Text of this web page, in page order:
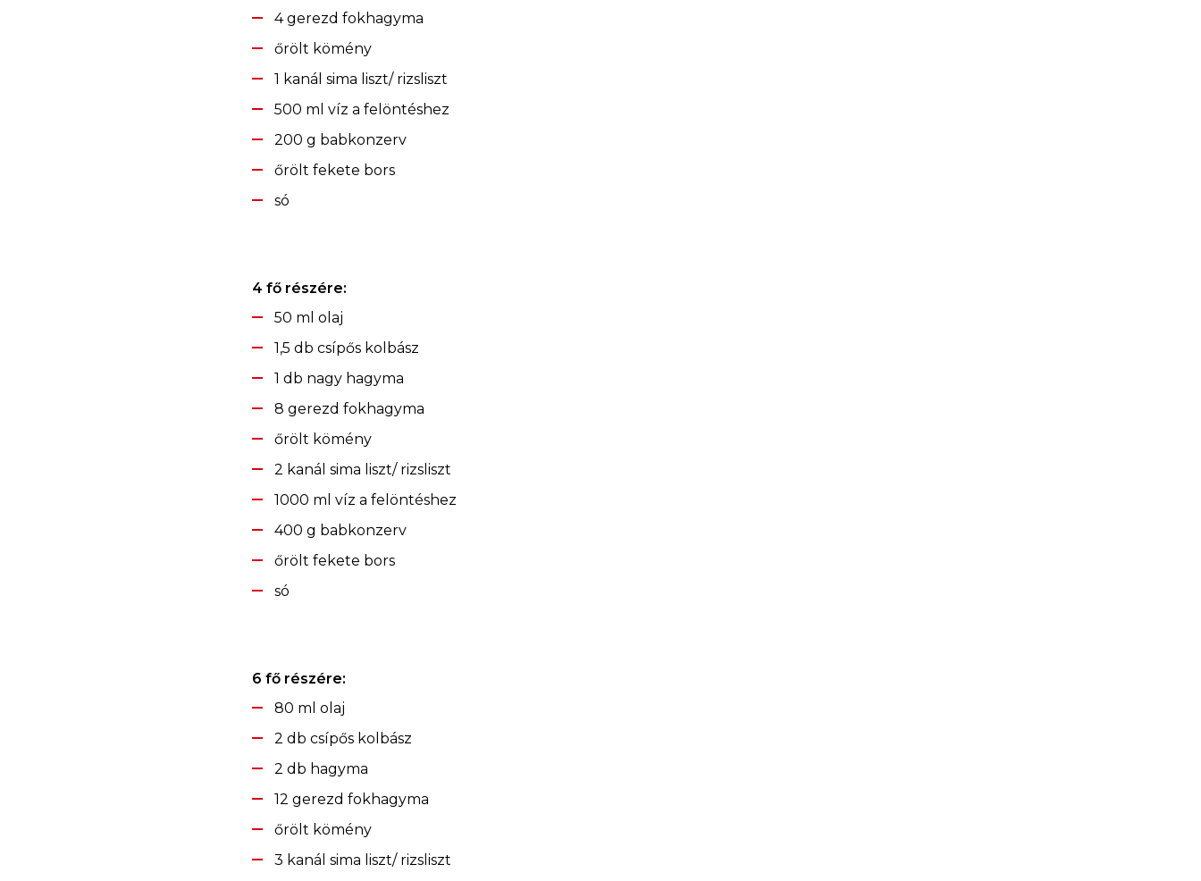
4 gerezd fokhagyma
őrölt kömény
1 kanál sima liszt/ rizsliszt
500 ml víz a felöntéshez
200 g babkonzerv
őrölt fekete bors
só
4 fő részére:
50 ml olaj
1,5 db csípős kolbász
1 db nagy hagyma
8 gerezd fokhagyma
őrölt kömény
2 kanál sima liszt/ rizsliszt
1000 ml víz a felöntéshez
400 g babkonzerv
őrölt fekete bors
só
6 fő részére:
80 ml olaj
2 db csípős kolbász
2 db hagyma
12 gerezd fokhagyma
őrölt kömény
3 kanál sima liszt/ rizsliszt